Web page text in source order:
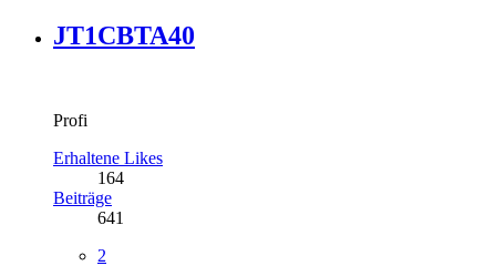
JT1CBTA40
Profi
Erhaltene Likes
164
Beiträge
641
2